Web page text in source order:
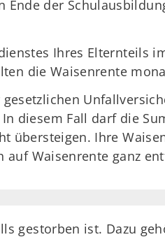
Ende der
Ihres Elternteils
die Waisenrente
diesem Fall darf die
übersteigen. Ihre
auf Waisenrente ganz
gestorben ist. Dazu